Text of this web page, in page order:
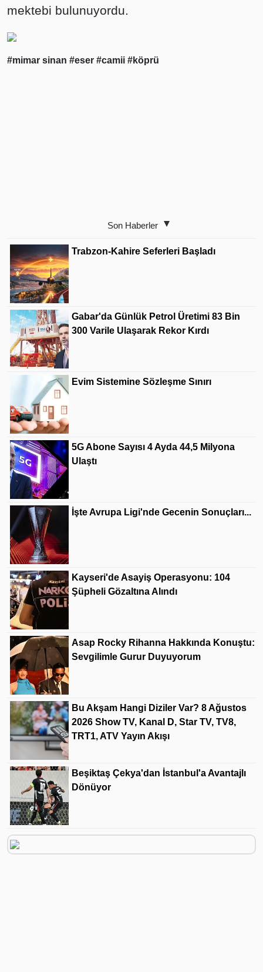
mektebi bulunuyordu.
#mimar sinan #eser #camii #köprü
Son Haberler
Trabzon-Kahire Seferleri Başladı
Gabar'da Günlük Petrol Üretimi 83 Bin
300 Varile Ulaşarak Rekor Kırdı
Evim Sistemine Sözleşme Sınırı
5G Abone Sayısı 4 Ayda 44,5 Milyona
Ulaştı
İşte Avrupa Ligi'nde Gecenin Sonuçları...
Kayseri'de Asayiş Operasyonu: 104
Şüpheli Gözaltına Alındı
Asap Rocky Rihanna Hakkında Konuştu:
Sevgilimle Gurur Duyuyorum
Bu Akşam Hangi Diziler Var? 8 Ağustos
2026 Show TV, Kanal D, Star TV, TV8,
TRT1, ATV Yayın Akışı
Beşiktaş Çekya'dan İstanbul'a Avantajlı
Dönüyor